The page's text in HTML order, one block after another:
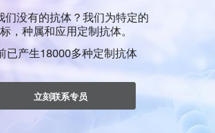
们没有的抗体？我们为特定的
，种属和应用定制抗体。
已产生18000多种定制抗体
立刻联系专员